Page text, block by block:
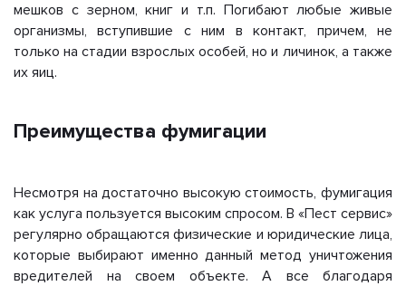
мешков с зерном, книг и т.п. Погибают любые живые
организмы, вступившие с ним в контакт, причем, не
только на стадии взрослых особей, но и личинок, а также
их яиц.
Преимущества фумигации
Несмотря на достаточно высокую стоимость, фумигация
как услуга пользуется высоким спросом. В «Пест сервис»
регулярно обращаются физические и юридические лица,
которые выбирают именно данный метод уничтожения
вредителей на своем объекте. А все благодаря